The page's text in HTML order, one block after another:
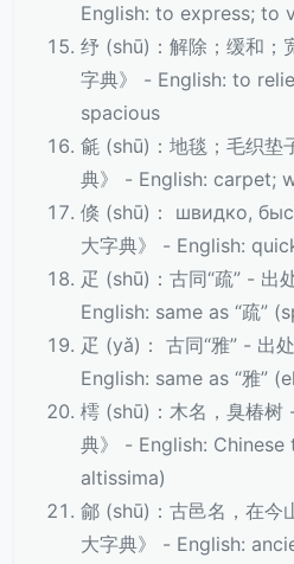
English: to express; to
纾 (shū)：解除；缓和；
字典》 - English: to
spacious
毹 (shū)：地毯；毛织垫
典》 - English: carpet;
倏 (shū)： швидко,
大字典》 - English:
疋 (shū)：古同“疏” - 出
English: same as “疏”
疋 (yǎ)： 古同“雅” - 出
English: same as “雅”
樗 (shū)：木名，臭椿树
典》 - English:
altissima)
鄃 (shū)：古邑名，在今
大字典》 - English: